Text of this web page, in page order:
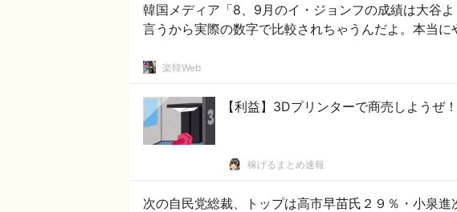
韓国メディア「8、9月のイ・ジョンフの成績は大谷
言うから実際の数字で比較されちゃうんだよ。本当に
楽韓Web
【利益】3Dプリンターで商売しようぜ！
稼げるまとめ速報
次の自民党総裁、トップは高市早苗氏２９％・小泉進次